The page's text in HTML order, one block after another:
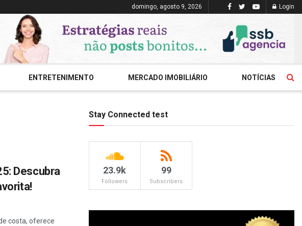
domingo, agosto 9, 2026 Login
ENTRETENIMENTO MERCADO IMOBILIÁRIO NOTÍCIAS
Descubra
costa, oferece
Stay Connected test
23.9k
Followers
99
Subscribers